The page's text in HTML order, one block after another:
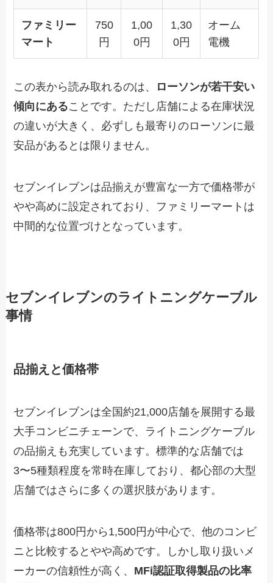
ファミリー
マート
750
円
1,00
0円
1,30
0円
オーム
電機
この表から読み取れるのは、
ローソンが若干安い
傾向にあることです。ただし店舗による在庫状況
の違いが大きく、必ずしも最寄りのローソンに最
安品があるとは限りません。
セブンイレブンは品揃えが豊富な一方で価格帯が
やや高めに設定されており、ファミリーマートは
中間的な位置づけとなっています。
セブンイレブンのライトニングケーブル
事情
品揃えと価格帯
セブンイレブンは全国約21,000店舗を展開する最
大手コンビニチェーンで、ライトニングケーブル
の品揃えも充実しています。標準的な店舗では
3〜5種類程度を常時在庫しており、都心部の大型
店舗ではさらに多くの選択肢があります。
価格帯は800円から1,500円が中心で、他のコンビ
ニと比較するとやや高めです。しかし取り扱いメ
ーカーの信頼性が高く、 MFi認証取得製品の比率